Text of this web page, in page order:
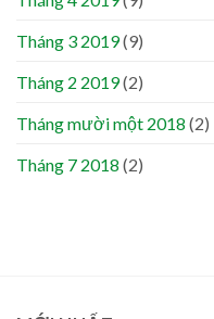
Tháng 3 2019(9)
Tháng 2 2019(2)
Tháng mười một 2018 (2)
Tháng 7 2018 (2)